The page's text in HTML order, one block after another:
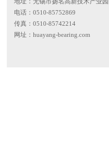
电话：0510-85752869
传真：0510-85742214
网址：huayang-bearing.com